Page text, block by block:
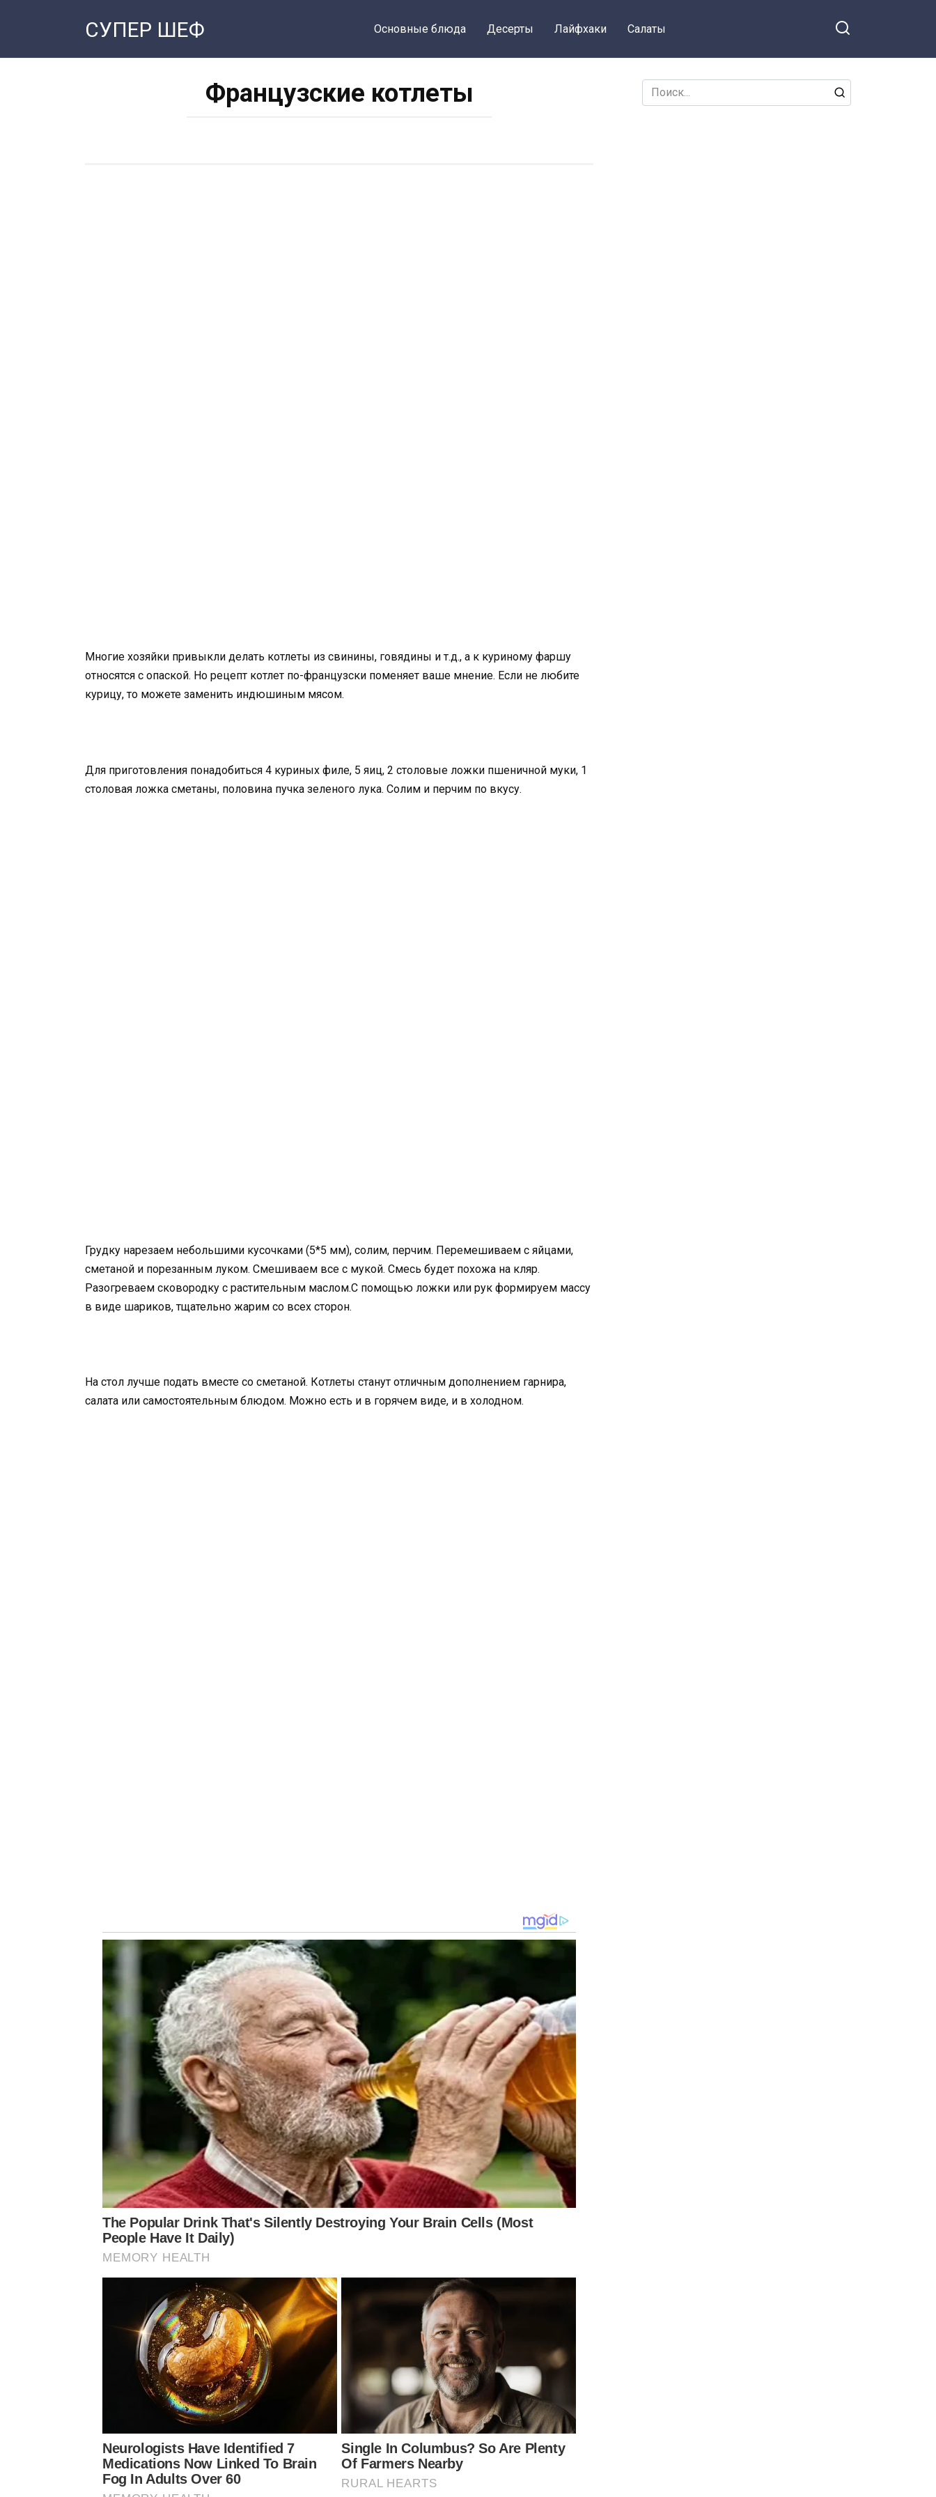
СУПЕР ШЕФ Основные блюда Десерты Лайфхаки Салаты
Французские котлеты
Многие хозяйки привыкли делать котлеты из свинины, говядины и т.д., а к куриному фаршу
относятся с опаской. Но рецепт котлет по-французски поменяет ваше мнение. Если не любите
курицу, то можете заменить индюшиным мясом.
Для приготовления понадобиться 4 куриных филе, 5 яиц, 2 столовые ложки пшеничной муки, 1
столовая ложка сметаны, половина пучка зеленого лука. Солим и перчим по вкусу.
Грудку нарезаем небольшими кусочками (5*5 мм), солим, перчим. Перемешиваем с яйцами,
сметаной и порезанным луком. Смешиваем все с мукой. Смесь будет похожа на кляр.
Разогреваем сковородку с растительным маслом.С помощью ложки или рук формируем массу
в виде шариков, тщательно жарим со всех сторон.
На стол лучше подать вместе со сметаной. Котлеты станут отличным дополнением гарнира,
салата или самостоятельным блюдом. Можно есть и в горячем виде, и в холодном.
Search
for: